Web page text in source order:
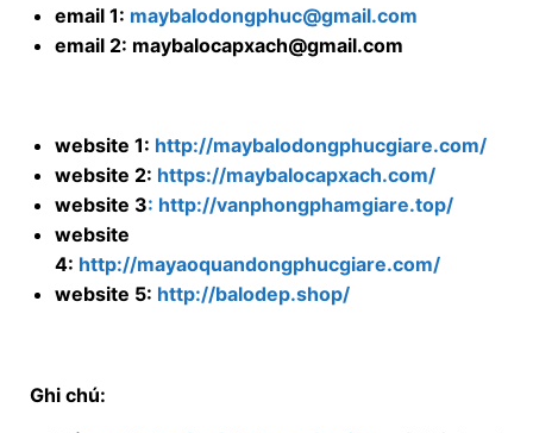
email 1: maybalodongphuc@gmail.com
email 2: maybalocapxach@gmail.com
website 1: http://maybalodongphucgiare.com/
website 2: https://maybalocapxach.com/
website 3: http://vanphongphamgiare.top/
website
4: http://mayaoquandongphucgiare.com/
website 5: http://balodep.shop/
Ghi chú: